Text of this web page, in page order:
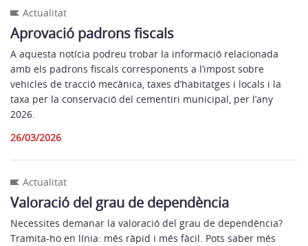
Actualitat
Aprovació padrons fiscals
A aquesta notícia podreu trobar la informació relacionada
amb els padrons fiscals corresponents a l’impost sobre
vehicles de tracció mecànica, taxes d’habitatges i locals i la
taxa per la conservació del cementiri municipal, per l’any
2026.
26/03/2026
Actualitat
Valoració del grau de dependència
Necessites demanar la valoració del grau de dependència?
Tramita-ho en línia: més ràpid i més fàcil. Pots saber més